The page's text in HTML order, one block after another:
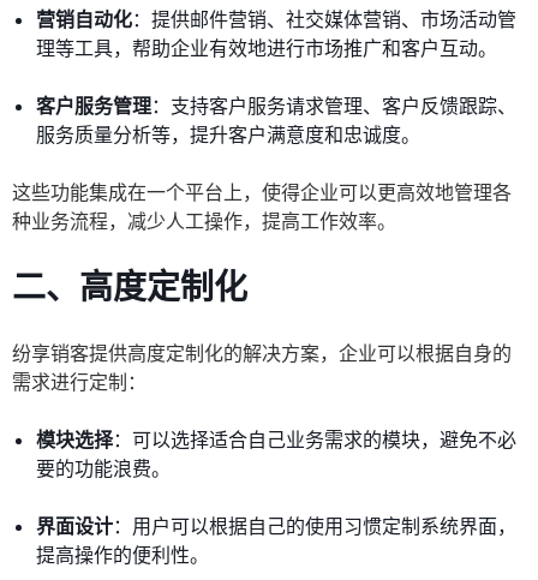
营销自动化：提供邮件营销、社交媒体营销、市场活动管
理等工具，帮助企业有效地进行市场推广和客户互动。
客户服务管理：支持客户服务请求管理、客户反馈跟踪、
服务质量分析等，提升客户满意度和忠诚度。
这些功能集成在一个平台上，使得企业可以更高效地管理各
种业务流程，减少人工操作，提高工作效率。
二、高度定制化
纷享销客提供高度定制化的解决方案，企业可以根据自身的
需求进行定制：
模块选择：可以选择适合自己业务需求的模块，避免不必
要的功能浪费。
界面设计：用户可以根据自己的使用习惯定制系统界面，
提高操作的便利性。